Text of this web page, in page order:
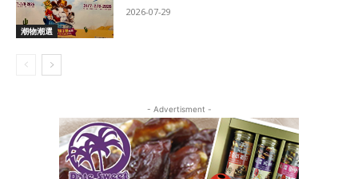
潮物潮選
2026-07-29
- Advertisment -